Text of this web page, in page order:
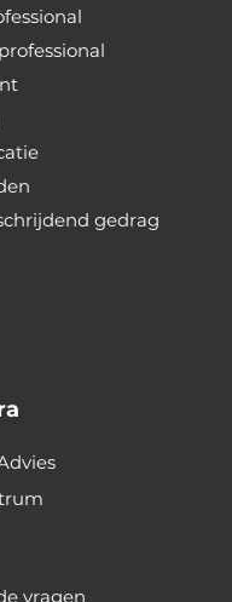
gedrag
vragen